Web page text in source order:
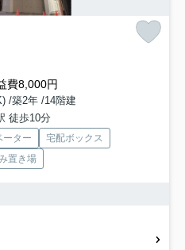
費8,000円
/築2年 /14階建
徒歩10分
ーター
宅配ボックス
置き場